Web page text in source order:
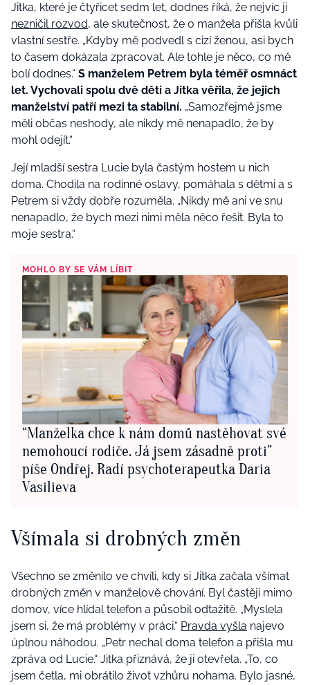
Jitka, které je čtyřicet sedm let, dodnes říká, že nejvíc ji
nezničil rozvod, ale skutečnost, že o manžela přišla kvůli
vlastní sestře. „Kdyby mě podvedl s cizí ženou, asi bych
to časem dokázala zpracovat. Ale tohle je něco, co mě
bolí dodnes.“ S manželem Petrem byla téměř osmnáct
let. Vychovali spolu dvě děti a Jitka věřila, že jejich
manželství patří mezi ta stabilní. „Samozřejmě jsme
měli občas neshody, ale nikdy mě nenapadlo, že by
mohl odejít.“
Její mladší sestra Lucie byla častým hostem u nich
doma. Chodila na rodinné oslavy, pomáhala s dětmi a s
Petrem si vždy dobře rozuměla. „Nikdy mě ani ve snu
nenapadlo, že bych mezi nimi měla něco řešit. Byla to
moje sestra.“
MOHLO BY SE VÁM LÍBIT
“Manželka chce k nám domů nastěhovat své
nemohoucí rodiče. Já jsem zásadně proti”
píše Ondřej. Radí psychoterapeutka Daria
Vasilieva
Všímala si drobných změn
Všechno se změnilo ve chvíli, kdy si Jitka začala všímat
drobných změn v manželově chování. Byl častěji mimo
domov, více hlídal telefon a působil odtažitě. „Myslela
jsem si, že má problémy v práci.“ Pravda vyšla najevo
úplnou náhodou. „Petr nechal doma telefon a přišla mu
zpráva od Lucie.“ Jitka přiznává, že ji otevřela. „To, co
jsem četla, mi obrátilo život vzhůru nohama. Bylo jasné,